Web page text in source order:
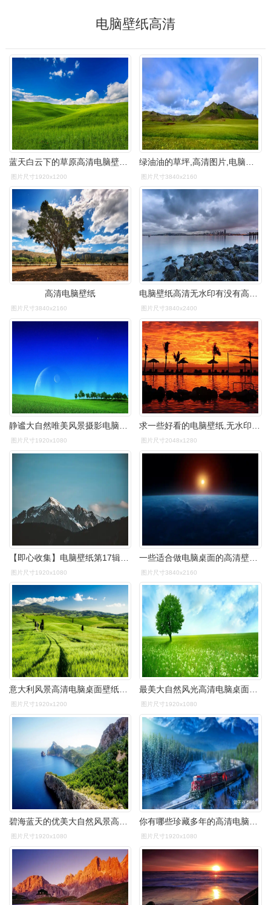
电脑壁纸高清
图片尺寸1920x1200 图片尺寸3840x2160
高清电脑壁纸
图片尺寸3840x2160
电脑壁纸高清无水印有没有高清无水印的电脑壁纸啊? - 知乎
图片尺寸3840x2400
图片尺寸1920x1080 图片尺寸2048x1280
图片尺寸1920x1080 图片尺寸3840x2160
意大利风景高清电脑桌面壁纸图片-风景壁纸-手机壁纸下载-美桌网
图片尺寸1920x1200
最美大自然风光高清电脑桌面壁纸图片高清大图预览1920x1080_风景壁纸
图片尺寸1920x1080
图片尺寸1920x1080 图片尺寸1920x1080